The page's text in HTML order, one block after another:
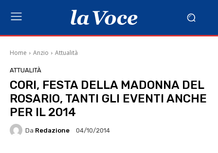
Home Anzio Attualità
ATTUALITÀ
CORI, FESTA DELLA MADONNA DEL
ROSARIO, TANTI GLI EVENTI ANCHE
PER IL 2014
Da Redazione 04/10/2014